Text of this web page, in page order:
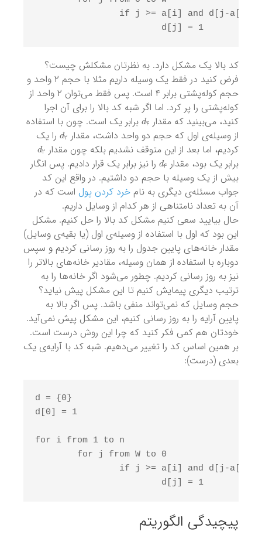
			d[j] = 1
کد بالا یک مشکل دارد. به نظرتان مشکلش چیست؟
فرض کنید در فقط یک وسیله داریم مثلا با حجم ۲ واحد و
حجم کوله‌پشتی برابر ۴ است. پس فقط می‌توان ۲ واحد از
کوله‌پشتی را پر کرد. اما اگر شبه کد بالا را برای آن اجرا
کنید، می‌بینید که مقدار d4 برابر یک است. چون با استفاده
از وسیله‌ی اول که حجم دو واحد داشت، مقدار d2 را یک
کردیم، اما بعد از این متوقف نشدیم بلکه چون مقدار d2
برابر یک بود، مقدار d4 را نیز برابر یک قرار دادیم. پس انگار
بیش از یک وسیله با حجم دو داشتیم. در واقع این کد
جواب مسئله‌ی دیگری به نام خرد کردن پول است که در
آن به تعداد نامتناهی از هر کدام از وسایل داریم.
حال بیایید سعی کنیم مشکل کد بالا را حل کنیم. مشکل
این بود که اول با استفاده از وسیله‌ی اول (یا بقیه‌ی وسایل)
مقدار خانه‌های پایین جدول را به روز رسانی کردیم و سپس
دوباره با استفاده از همان وسیله، مقادیر خانه‌های بالاتر را
نیز به روز رسانی کردیم. چطور می‌شود اگر خانه‌ها را به
ترتیب دیگری پیمایش کنیم تا این مشکل پیش نیاید؟
حجم وسایل که نمی‌تواند منفی باشد. پس اگر بالا به
پایین آرایه را به روز رسانی کنیم، این مشکل پیش نمی‌آید.
خودتان هم کمی فکر کنید که چرا این روش درست است.
بر همین اساس کد را تغییر می‌دهیم. شبه کد با آرایه‌ی یک
بعدی (درست):
d = {0}
d[0] = 1
for i from 1 to n
			d[j] = 1
پیچیدگی‌ الگوریتم